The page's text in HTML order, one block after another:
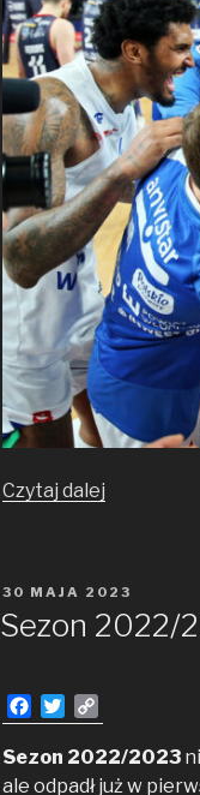
Czytaj dalej
OPUBLIKOWANE
30 MAJA 2023
Sezon 2022/
a
c
e
w
i
t
o
p
y
Sezon 2022/2023
ale odpadł już w